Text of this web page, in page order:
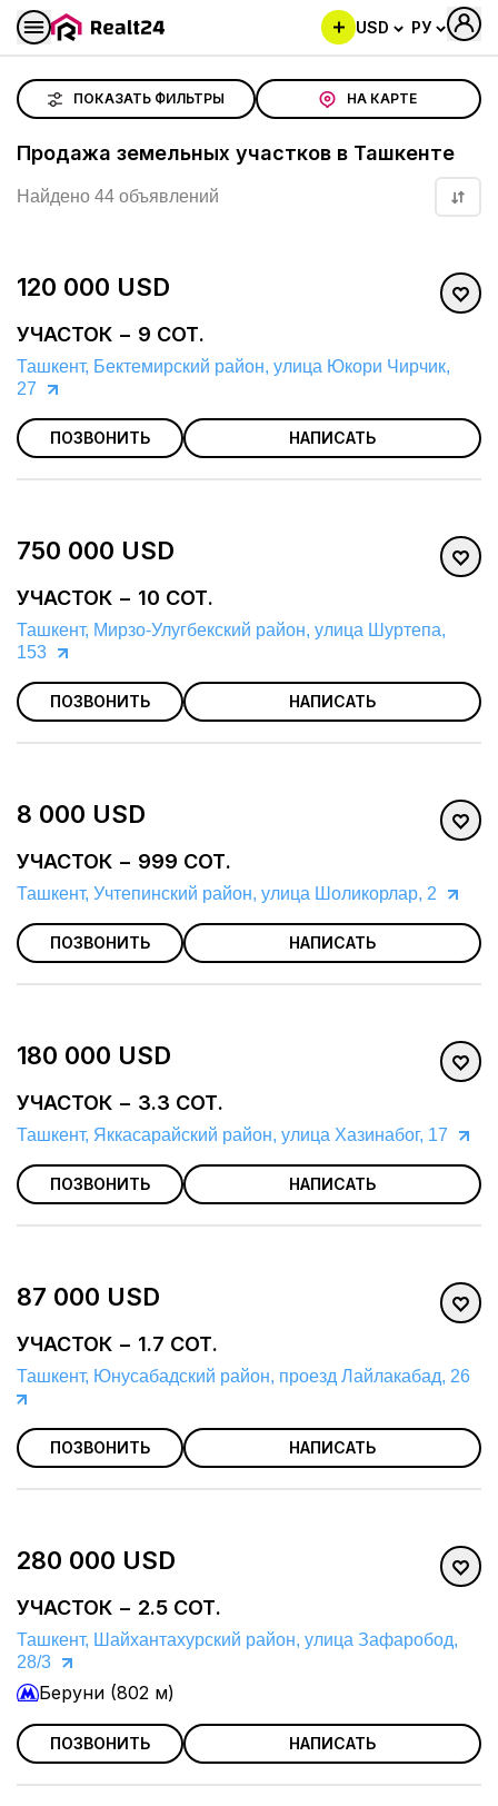
USD РУ
ПОКАЗАТЬ ФИЛЬТРЫ НА КАРТЕ
Продажа земельных участков в Ташкенте
Найдено 44 объявлений
120 000 USD
УЧАСТОК − 9 СОТ.
Ташкент, Бектемирский район, улица Юкори Чирчик,
27
ПОЗВОНИТЬ НАПИСАТЬ
750 000 USD
УЧАСТОК − 10 СОТ.
Ташкент, Мирзо-Улугбекский район, улица Шуртепа,
153
ПОЗВОНИТЬ НАПИСАТЬ
8 000 USD
УЧАСТОК − 999 СОТ.
Ташкент, Учтепинский район, улица Шоликорлар, 2
ПОЗВОНИТЬ НАПИСАТЬ
180 000 USD
УЧАСТОК − 3.3 СОТ.
Ташкент, Яккасарайский район, улица Хазинабог, 17
ПОЗВОНИТЬ НАПИСАТЬ
87 000 USD
УЧАСТОК − 1.7 СОТ.
Ташкент, Юнусабадский район, проезд Лайлакабад, 26
ПОЗВОНИТЬ НАПИСАТЬ
280 000 USD
УЧАСТОК − 2.5 СОТ.
Ташкент, Шайхантахурский район, улица Зафаробод,
28/3
Беруни (802 м)
ПОЗВОНИТЬ НАПИСАТЬ